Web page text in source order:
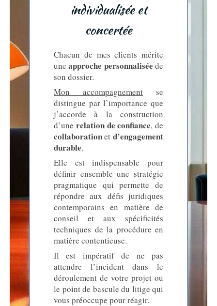
individualisée et
concertée
Chacun de mes clients mérite
uneapproche personnalisée de
son dossier.
Mon accompagnement se
distingue par l’importance que
j’accorde à la construction
d’une relation de confiance, de
collaborationet d’engagement
durable.
Elle est indispensable pour
définir ensemble une stratégie
pragmatique qui permette de
répondre aux défis juridiques
contemporains en matière de
conseil et aux spécificités
techniques de la procédure en
matière contentieuse.
Il est impératif de ne pas
attendre l’incident dans le
déroulement de votre projet ou
le point de bascule du litige qui
vous préoccupe pour réagir.